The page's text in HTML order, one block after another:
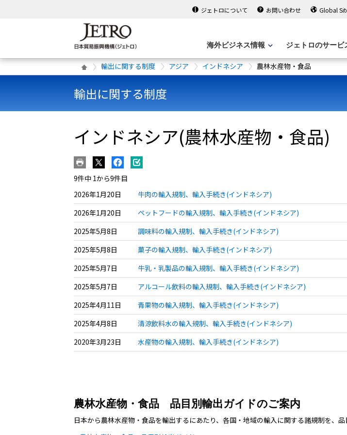
ジェトロについて お問い合わせ Global
海外ビジネス情報 ジェトロのサービ
輸出に関する制度 アジア インドネシア 農林水産物・食品
輸出に関する制度
インドネシア(農林水産物・食品)
9件中 1から9件目
2026年1月20日
牛肉の輸入規制、輸入手続き(インドネシア)
2026年1月20日
ペットフードの輸入規制、輸入手続き(インドネシア)
2025年5月8日
調味料の輸入規制、輸入手続き(インドネシア)
2025年5月8日
菓子の輸入規制、輸入手続き(インドネシア)
2025年5月7日
牛乳・乳製品の輸入規制、輸入手続き(インドネシア)
2025年5月7日
アルコール飲料の輸入規制、輸入手続き(インドネシア)
2025年4月11日
青果物の輸入規制、輸入手続き(インドネシア)
2025年4月8日
清涼飲料水の輸入規制、輸入手続き(インドネシア)
2020年3月23日
水産物の輸入規制、輸入手続き(インドネシア)
農林水産物・食品 品目別輸出ガイドのご案内
日本から農林水産物・食品を輸出するにあたり、各国・地域の輸入に関する諸規制を、